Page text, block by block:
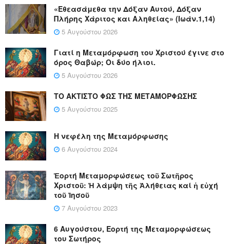
«Εθεασάμεθα την Δόξαν Αυτού, Δόξαν
Πλήρης Χάριτος και Αληθείας» (Ιωάν.1,14)
5 Αυγούστου 2026
Γιατί η Μεταμόρφωση του Χριστού έγινε στο
όρος Θαβώρ; Οι δύο ήλιοι.
5 Αυγούστου 2026
ΤΟ ΑΚΤΙΣΤΟ ΦΩΣ ΤΗΣ ΜΕΤΑΜΟΡΦΩΣΗΣ
5 Αυγούστου 2025
Η νεφέλη της Μεταμόρφωσης
6 Αυγούστου 2024
Ἑορτή Μεταμορφώσεως τοῦ Σωτῆρος
Χριστοῦ: Ἡ λάμψη τῆς Ἀλήθειας καί ἡ εὐχή
τοῦ Ἰησοῦ
7 Αυγούστου 2023
6 Αυγούστου, Εορτή της Μεταμορφώσεως
του Σωτήρος